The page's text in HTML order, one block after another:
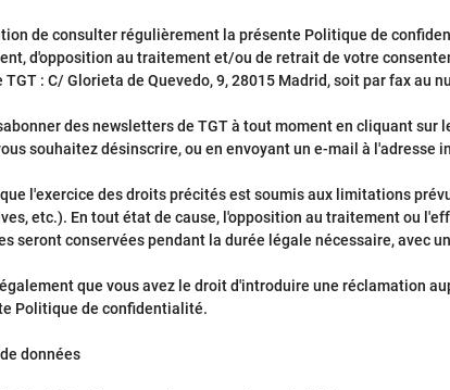
de consulter régulièrement la présente Politique de
d'opposition au traitement et/ou de retrait de votre
TGT : C/ Glorieta de Quevedo, 9, 28015 Madrid, soit par fax au
des newsletters de TGT à tout moment en cliquant
souhaitez désinscrire, ou en envoyant un e-mail à l'adresse
l'exercice des droits précités est soumis aux limitations
etc.). En tout état de cause, l'opposition au traitement ou
seront conservées pendant la durée légale nécessaire,
que vous avez le droit d'introduire une réclamation
Politique de confidentialité.
données